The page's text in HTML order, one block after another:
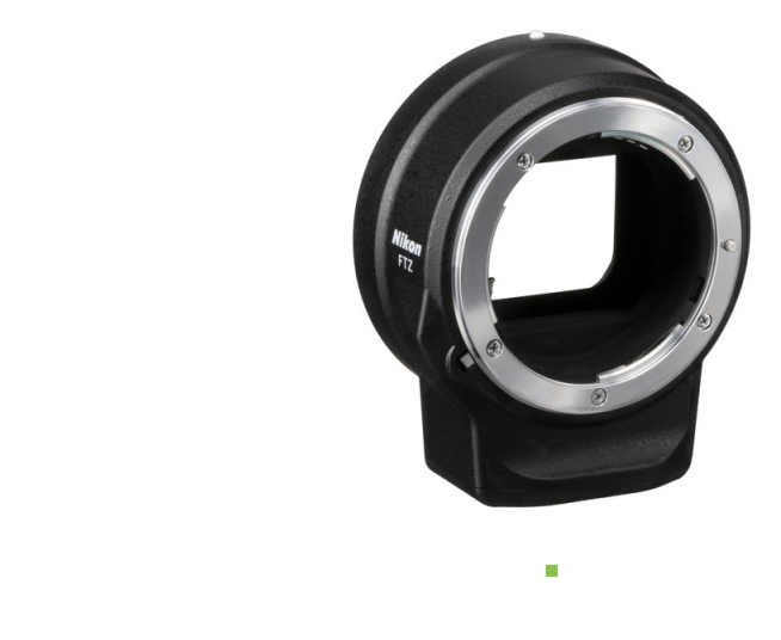
СРЕДСТВА ДЛЯ ОЧИСТКИ ОПТИКИ РАСПРОДАЖА